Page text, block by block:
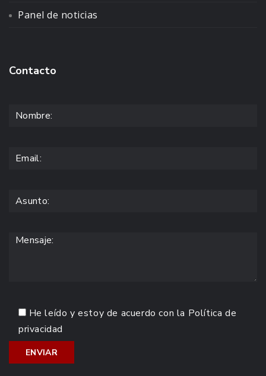
Panel de noticias
Contacto
He leído y estoy de acuerdo con la Política de
privacidad